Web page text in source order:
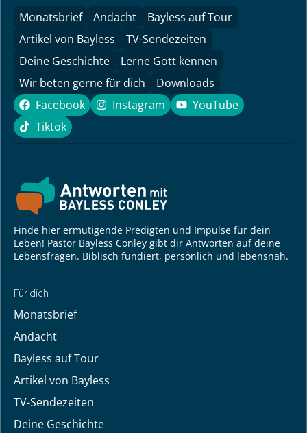
Monatsbrief Andacht
Bayless auf Tour
Artikel von Bayless
TV-Sendezeiten
Deine Geschichte
Lerne Gott kennen
Wir beten gerne für dich
Downloads
Facebook
Facebook Instagram
Instagram YouTube
YouTube
Tiktok
Tiktok
Finde hier ermutigende Predigten und Impulse für dein
Leben! Pastor Bayless Conley gibt dir Antworten auf deine
Lebensfragen. Biblisch fundiert, persönlich und lebensnah.
Für dich
Monatsbrief
Andacht
Bayless auf Tour
Artikel von Bayless
TV-Sendezeiten
Deine Geschichte